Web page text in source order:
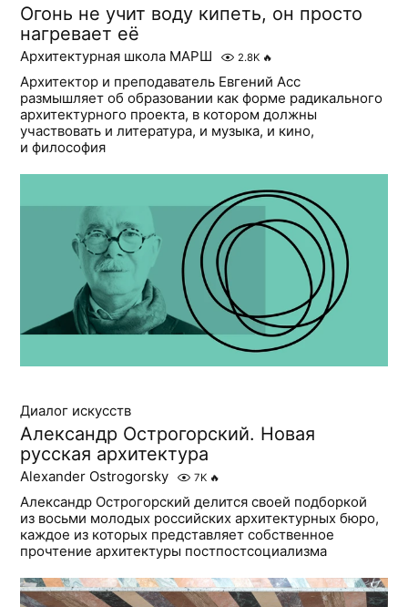
Огонь не учит воду кипеть, он просто
нагревает её
Архитектурная школа МАРШ 2.8K 🔥
Архитектор и преподаватель Евгений Асс
размышляет об образовании как форме радикального
архитектурного проекта, в котором должны
участвовать и литература, и музыка, и кино,
и философия
Диалог искусств
Александр Острогорский. Новая
русская архитектура
Alexander Ostrogorsky 7K 🔥
Александр Острогорский делится своей подборкой
из восьми молодых российских архитектурных бюро,
каждое из которых представляет собственное
прочтение архитектуры постпостсоциализма